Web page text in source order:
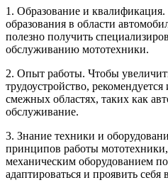
1. Образование и
образования в области
полезно получить
обслуживанию мототехники.
2. Опыт работы. Чтобы
трудоустройство,
смежных областях, таких как
обслуживание.
3. Знание техники и
принципов работы
механическим оборудованием
адаптироваться и проявить